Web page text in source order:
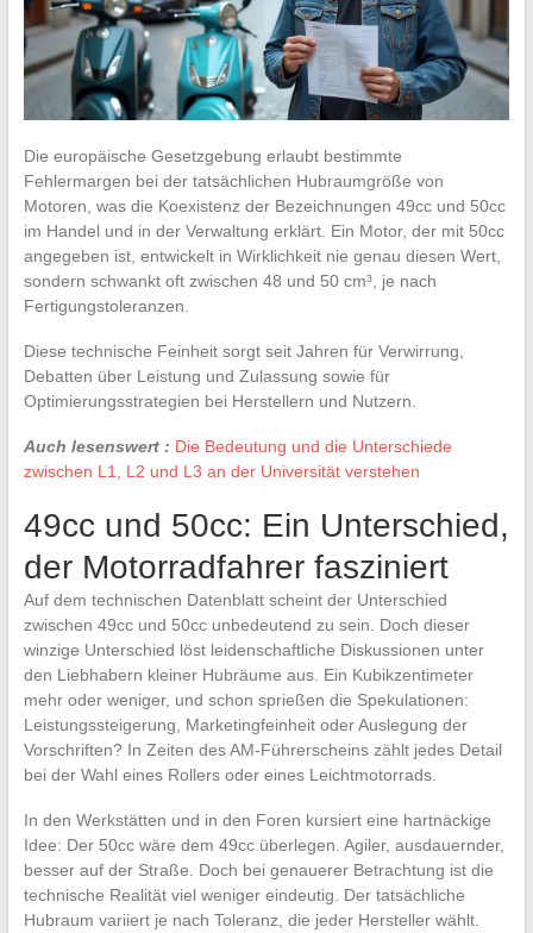
Die europäische Gesetzgebung erlaubt bestimmte
Fehlermargen bei der tatsächlichen Hubraumgröße von
Motoren, was die Koexistenz der Bezeichnungen 49cc und 50cc
im Handel und in der Verwaltung erklärt. Ein Motor, der mit 50cc
angegeben ist, entwickelt in Wirklichkeit nie genau diesen Wert,
sondern schwankt oft zwischen 48 und 50 cm³, je nach
Fertigungstoleranzen.
Diese technische Feinheit sorgt seit Jahren für Verwirrung,
Debatten über Leistung und Zulassung sowie für
Optimierungsstrategien bei Herstellern und Nutzern.
Auch lesenswert : Die Bedeutung und die Unterschiede
zwischen L1, L2 und L3 an der Universität verstehen
49cc und 50cc: Ein Unterschied,
der Motorradfahrer fasziniert
Auf dem technischen Datenblatt scheint der Unterschied
zwischen 49cc und 50cc unbedeutend zu sein. Doch dieser
winzige Unterschied löst leidenschaftliche Diskussionen unter
den Liebhabern kleiner Hubräume aus. Ein Kubikzentimeter
mehr oder weniger, und schon sprießen die Spekulationen:
Leistungssteigerung, Marketingfeinheit oder Auslegung der
Vorschriften? In Zeiten des AM-Führerscheins zählt jedes Detail
bei der Wahl eines Rollers oder eines Leichtmotorrads.
In den Werkstätten und in den Foren kursiert eine hartnäckige
Idee: Der 50cc wäre dem 49cc überlegen. Agiler, ausdauernder,
besser auf der Straße. Doch bei genauerer Betrachtung ist die
technische Realität viel weniger eindeutig. Der tatsächliche
Hubraum variiert je nach Toleranz, die jeder Hersteller wählt.